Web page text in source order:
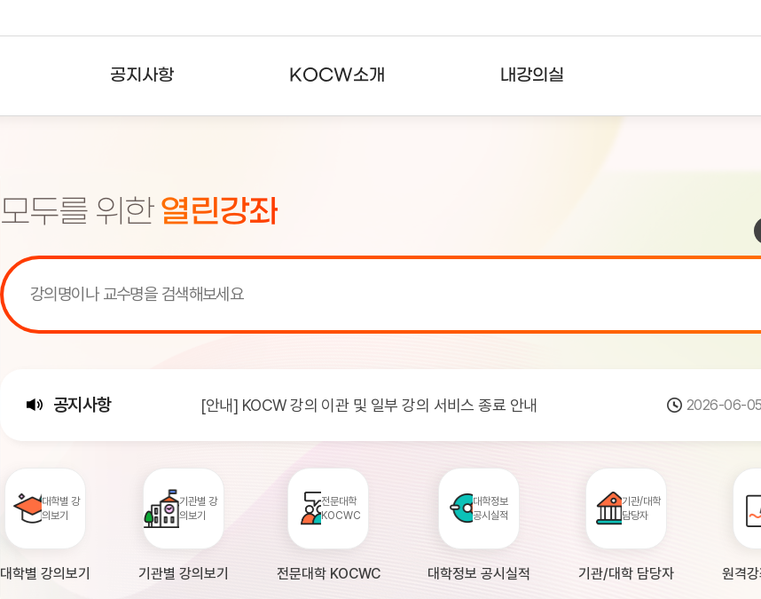
공지사항
주요통계현황
KOCW소개 내강의실
모두를 위한 열린강좌
공지사항
[서비스점검] KOCW 서비스 점검 안내(7월 24일 19:00 ~ 7월... 2026-07-
[안내] KOCW 강의 이관 및 일부 강의 서비스 종료 안내 2026-06-
[안내] 2026년 대학정보공시 대학의 원격강좌 현황 조사 안내(자주묻... 2026-04-
대학별 강
의보기
대학별 강의보기
기관별 강
의보기
기관별 강의보기
전문대학
KOCWC
전문대학 KOCWC
대학정보
공시실적
대학정보 공시실적
기관/대학
담당자
기관/대학 담당자 원격